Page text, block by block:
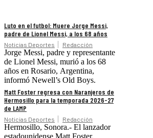
Luto en el futbol: Muere Jorge Messi,
padre de Lionel Messi, a los 68 años
Noticias Deportes Redacción
Jorge Messi, padre y representante
de Lionel Messi, murió a los 68
años en Rosario, Argentina,
informó Newell’s Old Boys.
Matt Foster regresa con Naranjeros de
Hermosillo para la temporada 2026-27
de LAMP
Noticias Deportes Redacción
Hermosillo, Sonora.- El lanzador
estadounidense Matt Foster,